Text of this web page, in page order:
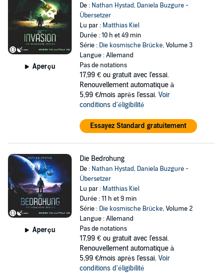
Aperçu
De : Nathan Hystad, Daniela Buzgure -
Übersetzer
Lu par : Matthias Kiel
Durée : 10 h et 49 min
Série : Die kosmische Brücke, Volume 3
Langue : Allemand
Pas de notations
17,99 € ou gratuit avec l'essai.
Renouvellement automatique à
5,99 €/mois après l'essai. Voir
conditions d'éligibilité
Essayez Standard gratuitement
Aperçu
Die Bedrohung
De : Nathan Hystad, Daniela Buzgure -
Übersetzer
Lu par : Matthias Kiel
Durée : 11 h et 9 min
Série : Die kosmische Brücke, Volume 2
Langue : Allemand
Pas de notations
17,99 € ou gratuit avec l'essai.
Renouvellement automatique à
5,99 €/mois après l'essai. Voir
conditions d'éligibilité